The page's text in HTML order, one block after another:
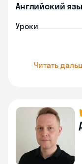
Английский
Уроки
Читать